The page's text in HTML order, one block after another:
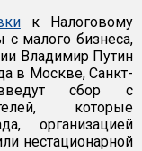
к Налоговому
малого бизнеса,
Владимир Путин
в Москве, Санкт-
сбор с
которые
организацией
нестационарной